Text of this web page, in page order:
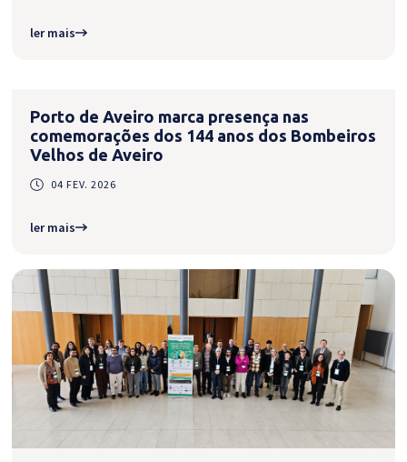
ler mais
Porto de Aveiro marca presença nas
comemorações dos 144 anos dos Bombeiros
Velhos de Aveiro
04 FEV. 2026
ler mais